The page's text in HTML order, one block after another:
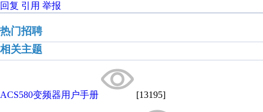
回复 引用 举报
热门招聘
相关主题
ACS580变频器用户手册 [13195]